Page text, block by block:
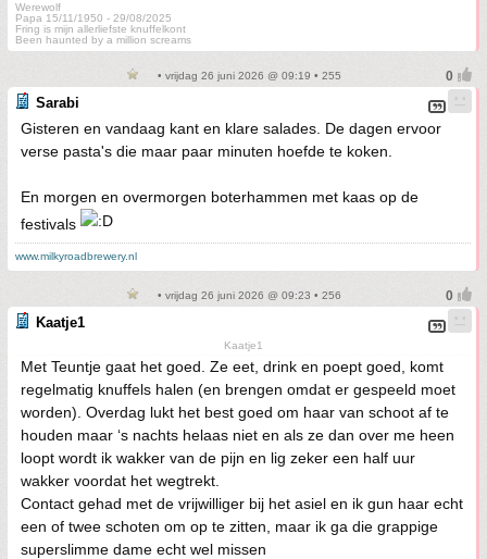
Werewolf
Papa 15/11/1950 - 29/08/2025
Fring is mijn allerliefste knuffelkont
Been haunted by a million screams
• vrijdag 26 juni 2026 @ 09:19 • 255
Sarabi
Gisteren en vandaag kant en klare salades. De dagen ervoor
verse pasta's die maar paar minuten hoefde te koken.
En morgen en overmorgen boterhammen met kaas op de
festivals
www.milkyroadbrewery.nl
• vrijdag 26 juni 2026 @ 09:23 • 256
Kaatje1
Kaatje1
Met Teuntje gaat het goed. Ze eet, drink en poept goed, komt
regelmatig knuffels halen (en brengen omdat er gespeeld moet
worden). Overdag lukt het best goed om haar van schoot af te
houden maar ‘s nachts helaas niet en als ze dan over me heen
loopt wordt ik wakker van de pijn en lig zeker een half uur
wakker voordat het wegtrekt.
Contact gehad met de vrijwilliger bij het asiel en ik gun haar echt
een of twee schoten om op te zitten, maar ik ga die grappige
superslimme dame echt wel missen